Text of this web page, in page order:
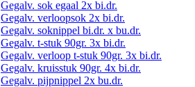
Gegalv. sok egaal 2x bi.dr.
Gegalv. verloopsok 2x bi.dr.
Gegalv. soknippel bi.dr. x bu.dr.
Gegalv. t-stuk 90gr. 3x bi.dr.
Gegalv. verloop t-stuk 90gr. 3x bi.dr.
Gegalv. kruisstuk 90gr. 4x bi.dr.
Gegalv. pijpnippel 2x bu.dr.